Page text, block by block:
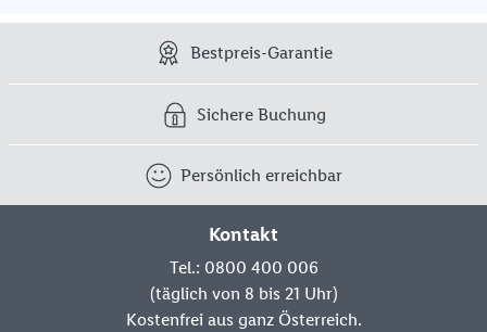
Bestpreis-Garantie
Sichere Buchung
Persönlich erreichbar
Kontakt
Tel.: 0800 400 006
(täglich von 8 bis 21 Uhr)
Kostenfrei aus ganz Österreich.